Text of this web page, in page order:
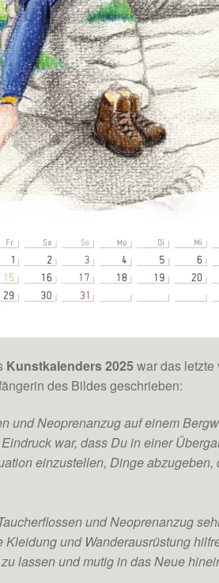
Kunstkalenders 2025 war das
des Bildes geschrieben:
und Neoprenanzug auf einem
war, dass Du in einer
einzustellen, Dinge
und Neoprenanzug
und Wanderausrüstung
lassen und mutig in das Neue